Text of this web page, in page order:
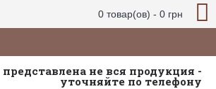
0 товар(ов) - 0 грн
представлена не вся продукция -
уточняйте по телефону